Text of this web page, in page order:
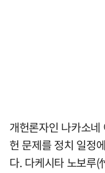
개헌론자인 나카소
헌 문제를 정치 일정
다. 다케시타 노보루